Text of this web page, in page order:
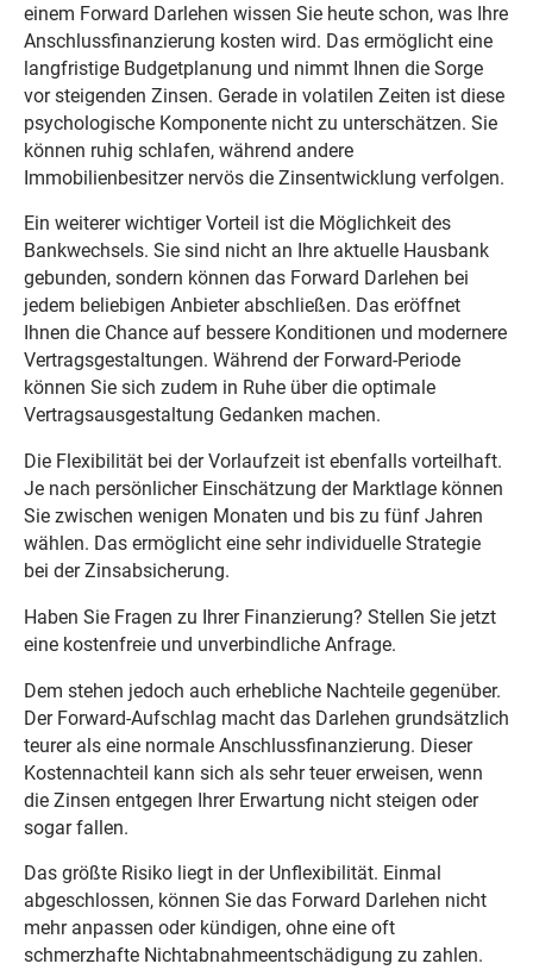
einem Forward Darlehen wissen Sie heute schon, was Ihre
Anschlussfinanzierung kosten wird. Das ermöglicht eine
langfristige Budgetplanung und nimmt Ihnen die Sorge
vor steigenden Zinsen. Gerade in volatilen Zeiten ist diese
psychologische Komponente nicht zu unterschätzen. Sie
können ruhig schlafen, während andere
Immobilienbesitzer nervös die Zinsentwicklung verfolgen.
Ein weiterer wichtiger Vorteil ist die Möglichkeit des
Bankwechsels. Sie sind nicht an Ihre aktuelle Hausbank
gebunden, sondern können das Forward Darlehen bei
jedem beliebigen Anbieter abschließen. Das eröffnet
Ihnen die Chance auf bessere Konditionen und modernere
Vertragsgestaltungen. Während der Forward-Periode
können Sie sich zudem in Ruhe über die optimale
Vertragsausgestaltung Gedanken machen.
Die Flexibilität bei der Vorlaufzeit ist ebenfalls vorteilhaft.
Je nach persönlicher Einschätzung der Marktlage können
Sie zwischen wenigen Monaten und bis zu fünf Jahren
wählen. Das ermöglicht eine sehr individuelle Strategie
bei der Zinsabsicherung.
Haben Sie Fragen zu Ihrer Finanzierung? Stellen Sie jetzt
eine kostenfreie und unverbindliche Anfrage.
Dem stehen jedoch auch erhebliche Nachteile gegenüber.
Der Forward-Aufschlag macht das Darlehen grundsätzlich
teurer als eine normale Anschlussfinanzierung. Dieser
Kostennachteil kann sich als sehr teuer erweisen, wenn
die Zinsen entgegen Ihrer Erwartung nicht steigen oder
sogar fallen.
Das größte Risiko liegt in der Unflexibilität. Einmal
abgeschlossen, können Sie das Forward Darlehen nicht
mehr anpassen oder kündigen, ohne eine oft
schmerzhafte Nichtabnahmeentschädigung zu zahlen.